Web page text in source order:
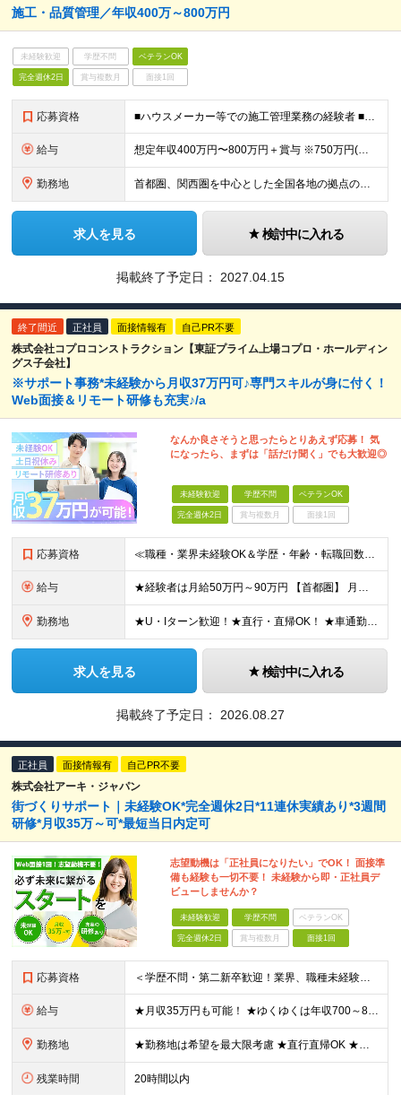
施⼯・品質管理／年収400万～800万円
未経験歓迎 学歴不問 ベテランOK
完全週休2日 賞与複数月 面接1回
応募資格 ■ハウスメーカー等での施工管理業務の経験者 ■要 普通運転免許（AT限定可）
給与 想定年収400万円〜800万円＋賞与 ※750万円(⾸都圏・東海圏・大阪・兵庫のみ)、800万円(東京エリアのみ) ※経験、スキルに応じて決定します ※固定残業手当（40時間分／月7万9100円～）
勤務地 首都圏、関西圏を中心とした全国各地の拠点のうち、業務内容・希望にあわせて配属いたします。 ≪注文住宅≫ 【首都圏・東海・関西】 東京、千葉、埼玉、神奈川、茨城、愛知、三重、岐阜、静岡、大阪、京都、
求人を見る 検討中に入れる
掲載終了予定日： 2027.04.15
終了間近 正社員 面接情報有 自己PR不要
株式会社コプロコンストラクション【東証プライム上場コプロ・ホールディン
グス子会社】
※サポート事務*未経験から月収37万円可♪専門スキルが身に付く！
Web面接＆リモート研修も充実♪/a
なんか良さそうと思ったらとりあえず応募！ 気
になったら、まずは「話だけ聞く」でも大歓迎◎
未経験歓迎 学歴不問 ベテランOK
完全週休2日 賞与複数月 面接1回
応募資格 ≪職種・業界未経験OK＆学歴・年齢・転職回数不問≫ ◆第二新卒歓迎 ◆社会人経験不問 ◆資格不問 ※新卒の方もご応募可能 （待遇・募集要項等は別途ご案内いたします） ※入社時期は柔軟に対応します！半年
給与 ★経験者は月給50万円～90万円 【首都圏】 月給30万1230円〜 ⇒基本22万7000円+地域6万4230円+皆勤1万円 【群馬/栃木/茨城】 月給28万1090円〜 ⇒基本23万4000円+
勤務地 ★U・Iターン歓迎！★直行・直帰OK！ ★車通勤可能のエリアもあり！★出張なしの働き方も可能 全国47都道府県の各プロジェクト（転勤なし！勤務地に対する希望も実現可能！） 「自宅から1時間以内で通え
求人を見る 検討中に入れる
掲載終了予定日： 2026.08.27
正社員 面接情報有 自己PR不要
株式会社アーキ・ジャパン
街づくりサポート｜未経験OK*完全週休2日*11連休実績あり*3週間
研修*月収35万～可*最短当日内定可
志望動機は「正社員になりたい」でOK！ 面接準
備も経験も一切不要！ 未経験から即・正社員デ
ビューしませんか？
未経験歓迎 学歴不問 ベテランOK
完全週休2日 賞与複数月 面接1回
応募資格 ＜学歴不問・第二新卒歓迎！業界、職種未経験歓迎！20代～30代活躍中＞ ★35歳以下の方（若年層の長期キャリア形成を図るため） ★フリーター・正社員未経験・社会人未経験OK ★転職回数が多い方もぜひ
給与 ★月収35万円も可能！ ★ゆくゆくは年収700～800万円も！ ★手当が多数あり ・残業手当（100％）★1分単位で支給 ・資格手当（最大月6万円） ・結婚/出産祝金（最大3万円） 【首都圏・北関東
勤務地 ★勤務地は希望を最大限考慮 ★直行直帰OK ★車通勤のエリアもあり ★研修は、下記いずれかの研修センターで行います ・東京校（東京本社とアクセスは同様） ・大阪校（大阪府大阪市中央区道修町 2-1-1
残業時間 20時間以内